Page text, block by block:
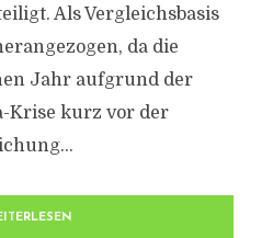
Als Vergleichsbasis
da die
Jahr aufgrund der
Krise kurz vor der